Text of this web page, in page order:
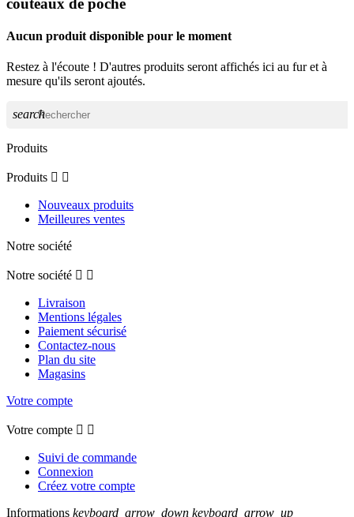
couteaux de poche
Aucun produit disponible pour le moment
Restez à l'écoute ! D'autres produits seront affichés ici au fur et à
mesure qu'ils seront ajoutés.
search
Produits
Produits  
Nouveaux produits
Meilleures ventes
Notre société
Notre société  
Livraison
Mentions légales
Paiement sécurisé
Contactez-nous
Plan du site
Magasins
Votre compte
Votre compte  
Suivi de commande
Connexion
Créez votre compte
Informations keyboard_arrow_down keyboard_arrow_up